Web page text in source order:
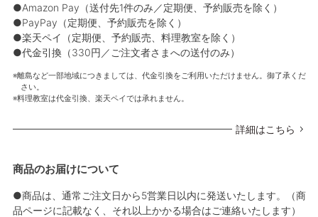
●Amazon Pay（送付先1件のみ／定期便、予約販売を除く）
●PayPay（定期便、予約販売を除く）
●楽天ペイ（定期便、予約販売、料理教室を除く）
●代金引換（330円／ご注文者さまへの送付のみ）
離島など一部地域につきましては、代金引換をご利用いただけません。御了承くだ
さい。
料理教室は代金引換、楽天ペイでは承れません。
詳細はこちら
商品のお届けについて
●商品は、通常ご注文日から5営業日以内に発送いたします。（商
品ページに記載なく、それ以上かかる場合はご連絡いたします）